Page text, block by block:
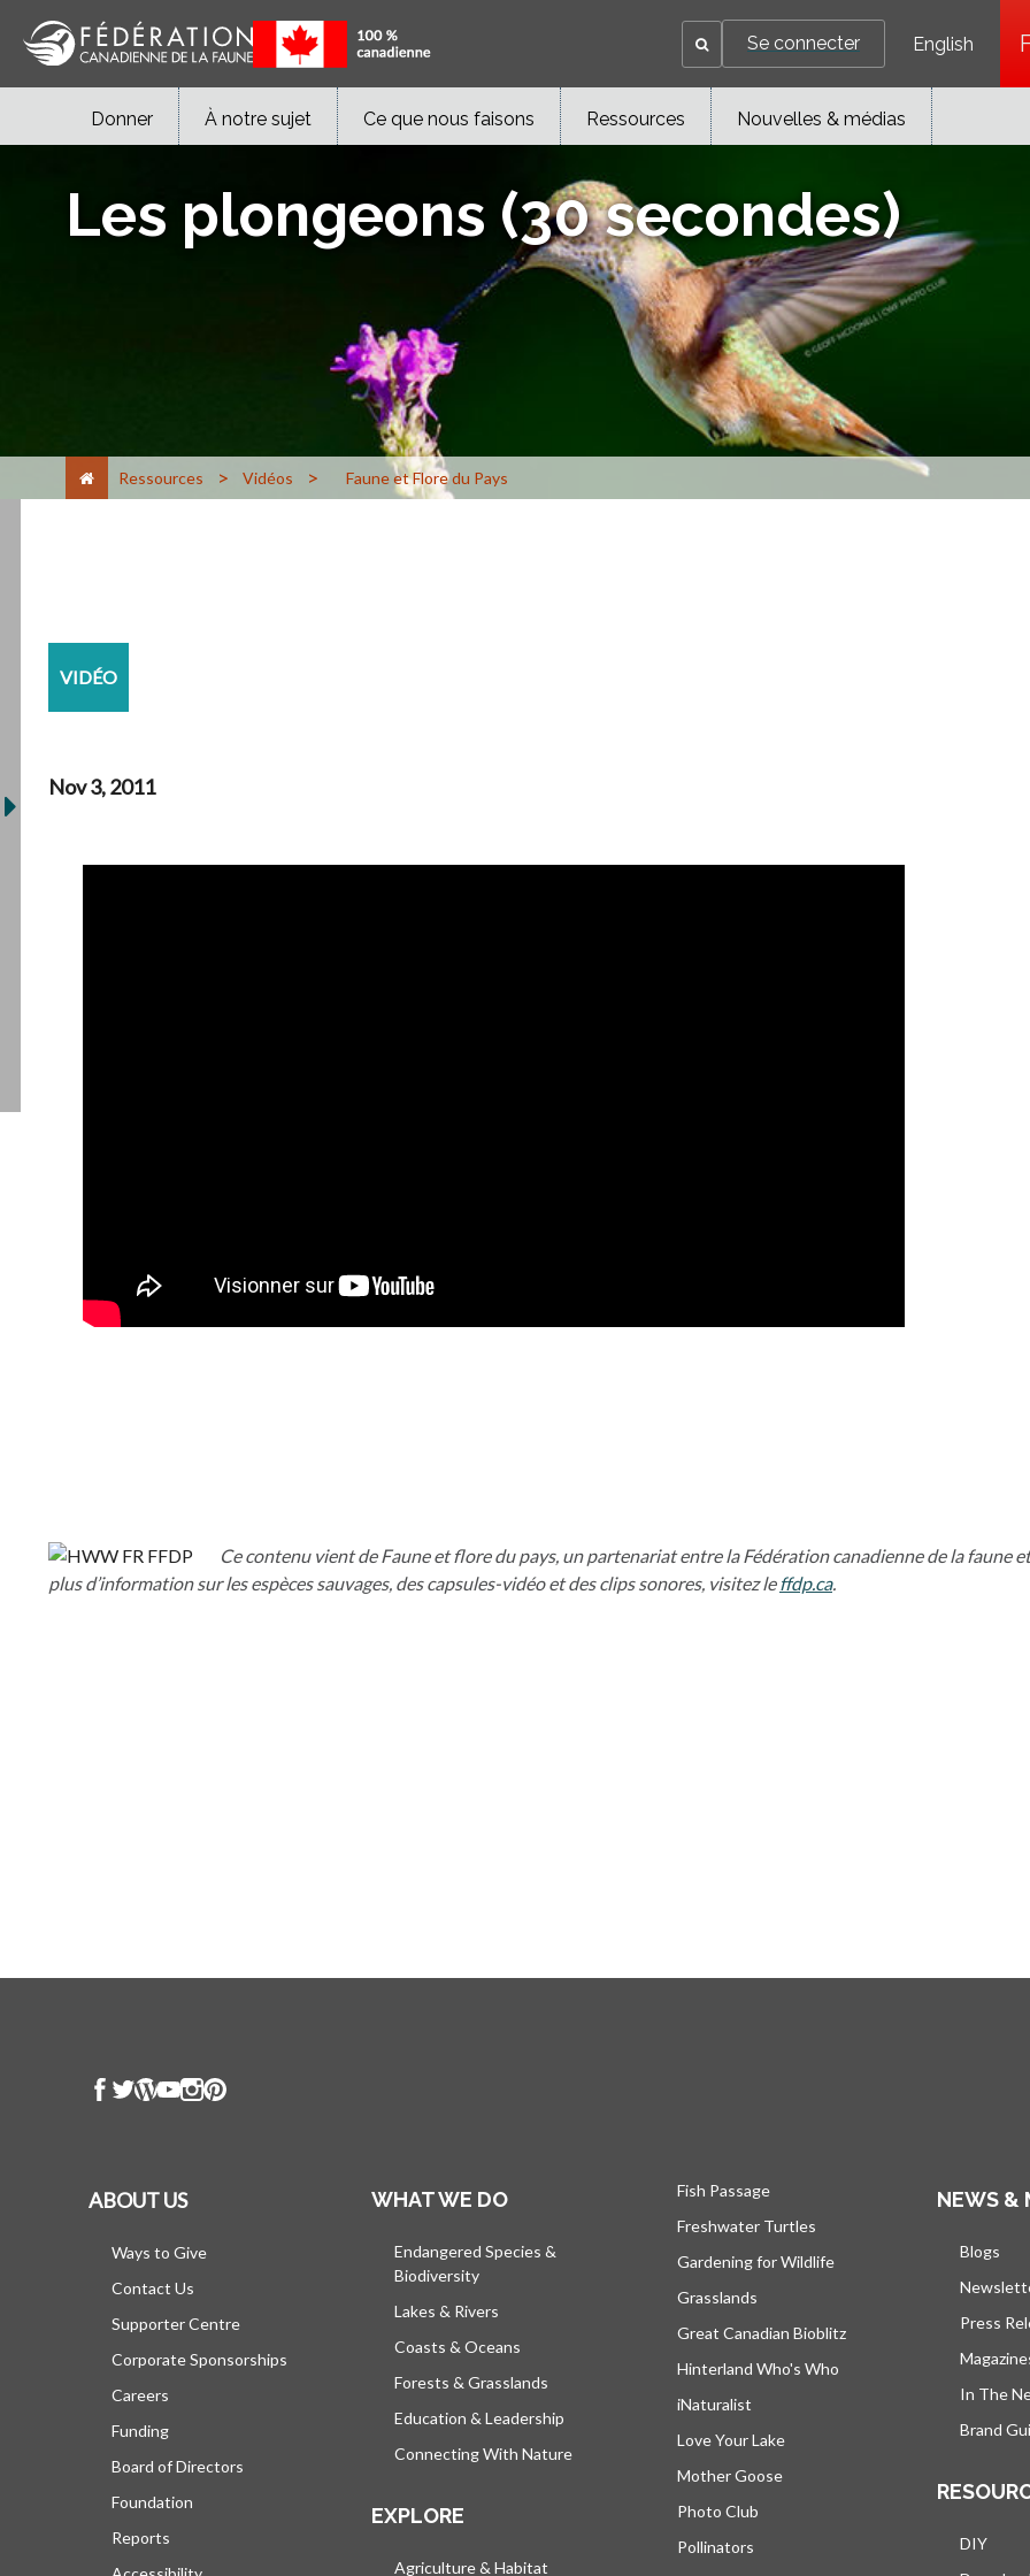
Se connecter English
Donner À notre sujet Ce que nous faisons Ressources Nouvelles & médias
Les plongeons (30 secondes)
Ressources > Vidéos > Faune et Flore du Pays
VIDÉO
Nov 3, 2011
Ce contenu vient de Faune et flore du pays, un partenariat entre la Fédération canadienne de la
plus d’information sur les espèces sauvages, des capsules-vidéo et des clips sonores, visitez leffdp.cas’ouvre dans un nouvel
.
ABOUT US
Ways to Give
Contact Us
Supporter Centre
Corporate Sponsorships
Careers
Funding
Board of Directors
Foundation
Reports
WHAT WE DO
Endangered Species &
Biodiversity
Lakes & Rivers
Coasts & Oceans
Forests & Grasslands
Education & Leadership
Connecting With Nature
EXPLORE
Agriculture & Habitat
Fish Passage
Freshwater Turtles
Gardening for Wildlife
Grasslands
Great Canadian Bioblitz
Hinterland Who's Who
iNaturalist
Love Your Lake
Mother Goose
Photo Club
Pollinators
NEWS &
Blogs
Press
In The
Brand
DIY